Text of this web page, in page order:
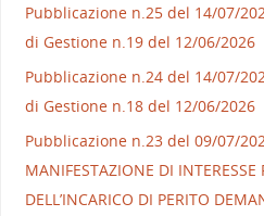
Pubblicazione n.25 del 14/07/
di Gestione n.19 del 12/06/2026
Pubblicazione n.24 del 14/07/
di Gestione n.18 del 12/06/2026
Pubblicazione n.23 del 09/07/
MANIFESTAZIONE DI INTERESSE
DELL’INCARICO DI PERITO